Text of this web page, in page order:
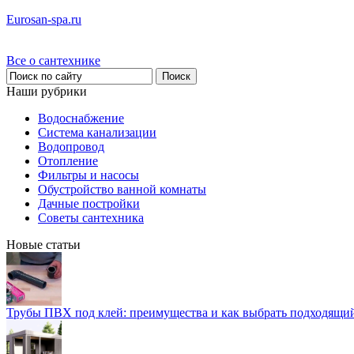
Eurosan-spa.ru
Все о сантехнике
Наши рубрики
Водоснабжение
Система канализации
Водопровод
Отопление
Фильтры и насосы
Обустройство ванной комнаты
Дачные постройки
Советы сантехника
Новые статьи
Трубы ПВХ под клей: преимущества и как выбрать